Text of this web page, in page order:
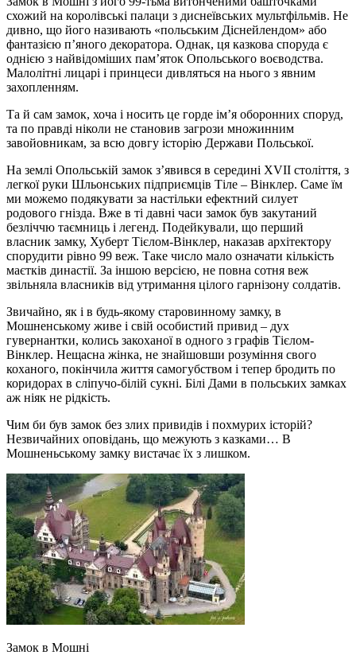
схожий на королівські палаци з диснеївських мультфільмів. Не
дивно, що його називають «польським Діснейлендом» або
фантазією п’яного декоратора. Однак, ця казкова споруда є
однією з найвідоміших пам’яток Опольського воєводства.
Малолітні лицарі і принцеси дивляться на нього з явним
захопленням.
Та й сам замок, хоча і носить це горде ім’я оборонних споруд,
та по правді ніколи не становив загрози множинним
завойовникам, за всю довгу історію Держави Польської.
На землі Опольській замок з’явився в середині XVII століття, з
легкої руки Шльонських підприємців Тіле – Вінклер. Саме їм
ми можемо подякувати за настільки ефектний силует
родового гнізда. Вже в ті давні часи замок був закутаний
безліччю таємниць і легенд. Подейкували, що перший
власник замку, Хуберт Тієлом-Вінклер, наказав архітектору
спорудити рівно 99 веж. Таке число мало означати кількість
маєтків династії. За іншою версією, не повна сотня веж
звільняла власників від утримання цілого гарнізону солдатів.
Звичайно, як і в будь-якому старовинному замку, в
Мошненському живе і свій особистий привид – дух
гувернантки, колись закоханої в одного з графів Тієлом-
Вінклер. Нещасна жінка, не знайшовши розуміння свого
коханого, покінчила життя самогубством і тепер бродить по
коридорах в сліпучо-білій сукні. Білі Дами в польських замках
аж ніяк не рідкість.
Чим би був замок без злих привидів і похмурих історій?
Незвичайних оповідань, що межують з казками… В
Мошненьському замку вистачає їх з лишком.
Замок в Мошні